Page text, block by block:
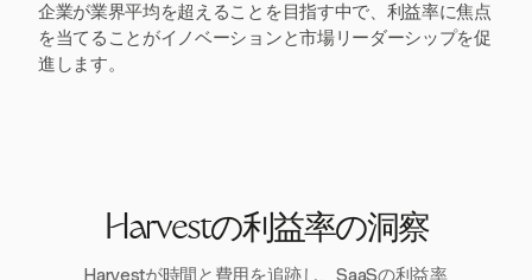
企業が業界平均を超えることを目指す中で、利益率に焦点
を当てることがイノベーションと市場リーダーシップを促
進します。
Harvestの利益率の洞察
Harvestが時間と費用を追跡し、SaaSの利益率